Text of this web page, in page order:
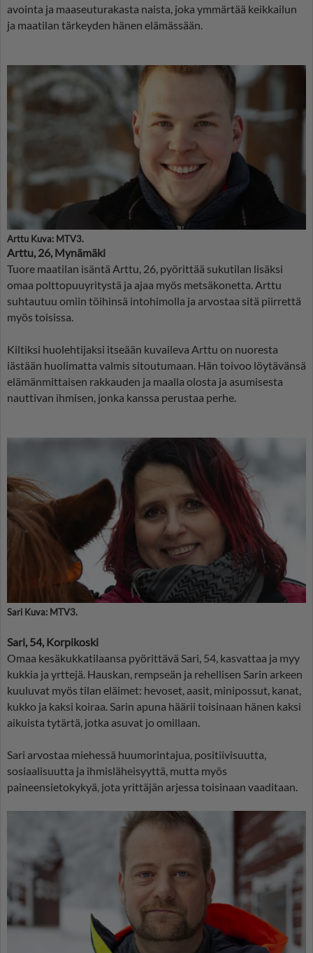
avointa ja maaseuturakasta naista, joka ymmärtää keikkailun
ja maatilan tärkeyden hänen elämässään.
Arttu Kuva: MTV3.
Arttu, 26, Mynämäki
Tuore maatilan isäntä Arttu, 26, pyörittää sukutilan lisäksi
omaa polttopuuyritystä ja ajaa myös metsäkonetta. Arttu
suhtautuu omiin töihinsä intohimolla ja arvostaa sitä piirrettä
myös toisissa.
Kiltiksi huolehtijaksi itseään kuvaileva Arttu on nuoresta
iästään huolimatta valmis sitoutumaan. Hän toivoo löytävänsä
elämänmittaisen rakkauden ja maalla olosta ja asumisesta
nauttivan ihmisen, jonka kanssa perustaa perhe.
Sari Kuva: MTV3.
Sari, 54, Korpikoski
Omaa kesäkukkatilaansa pyörittävä Sari, 54, kasvattaa ja myy
kukkia ja yrttejä. Hauskan, rempseän ja rehellisen Sarin arkeen
kuuluvat myös tilan eläimet: hevoset, aasit, minipossut, kanat,
kukko ja kaksi koiraa. Sarin apuna häärii toisinaan hänen kaksi
aikuista tytärtä, jotka asuvat jo omillaan.
Sari arvostaa miehessä huumorintajua, positiivisuutta,
sosiaalisuutta ja ihmisläheisyyttä, mutta myös
paineensietokykyä, jota yrittäjän arjessa toisinaan vaaditaan.